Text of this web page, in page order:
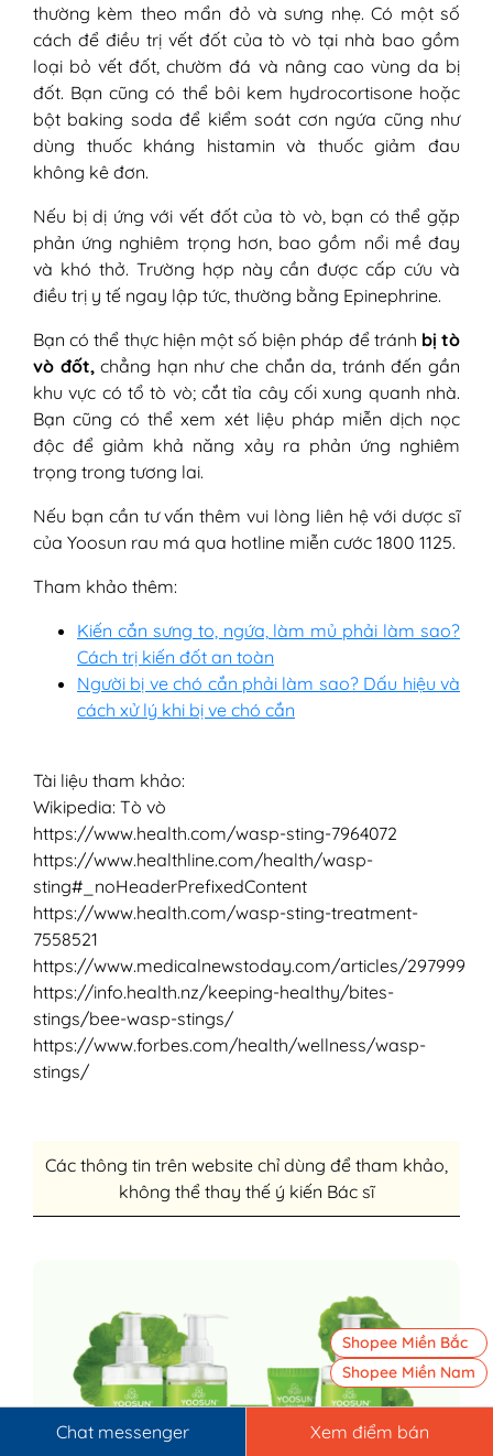
thường kèm theo mẩn đỏ và sưng nhẹ. Có một số
cách để điều trị vết đốt của tò vò tại nhà bao gồm
loại bỏ vết đốt, chườm đá và nâng cao vùng da bị
đốt. Bạn cũng có thể bôi kem hydrocortisone hoặc
bột baking soda để kiểm soát cơn ngứa cũng như
dùng thuốc kháng histamin và thuốc giảm đau
không kê đơn.
Nếu bị dị ứng với vết đốt của tò vò, bạn có thể gặp
phản ứng nghiêm trọng hơn, bao gồm nổi mề đay
và khó thở. Trường hợp này cần được cấp cứu và
điều trị y tế ngay lập tức, thường bằng Epinephrine.
Bạn có thể thực hiện một số biện pháp để tránh bị tò
vò đốt, chẳng hạn như che chắn da, tránh đến gần
khu vực có tổ tò vò; cắt tỉa cây cối xung quanh nhà.
Bạn cũng có thể xem xét liệu pháp miễn dịch nọc
độc để giảm khả năng xảy ra phản ứng nghiêm
trọng trong tương lai.
Nếu bạn cần tư vấn thêm vui lòng liên hệ với dược sĩ
của Yoosun rau má qua hotline miễn cước 1800 1125.
Tham khảo thêm:
Kiến cắn sưng to, ngứa, làm mủ phải làm sao?
Cách trị kiến đốt an toàn
Người bị ve chó cắn phải làm sao? Dấu hiệu và
cách xử lý khi bị ve chó cắn
Tài liệu tham khảo:
Wikipedia: Tò vò
https://www.health.com/wasp-sting-7964072
https://www.healthline.com/health/wasp-
sting#_noHeaderPrefixedContent
https://www.health.com/wasp-sting-treatment-
7558521
https://www.medicalnewstoday.com/articles/297999
https://info.health.nz/keeping-healthy/bites-
stings/bee-wasp-stings/
https://www.forbes.com/health/wellness/wasp-
stings/
Các thông tin trên website chỉ dùng để tham khảo,
không thể thay thế ý kiến Bác sĩ
Chat messenger Xem điểm bán
Shopee Miền Bắc
Shopee Miền Nam